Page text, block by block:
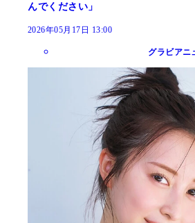
んでください」
2026年05月17日 13:00
グラビアニ